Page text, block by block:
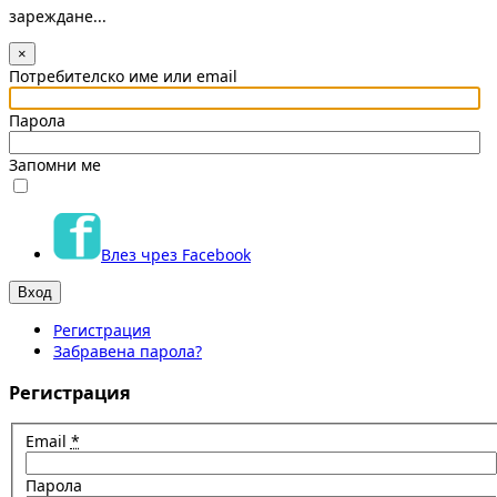
зареждане...
×
Потребителско име или email
Парола
Запомни ме
Влез чрез Facebook
Регистрация
Забравена парола?
Регистрация
Email *
Парола